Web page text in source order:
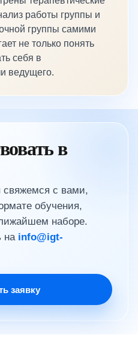
работы группы и
группы самими
не только понять
себя в
ведущего.
в
свяжемся с вами,
обучения,
наборе.
на info@igt-
заявку